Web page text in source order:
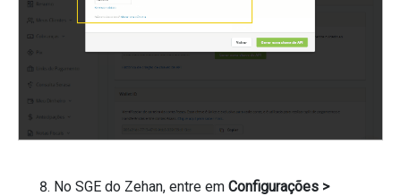
No SGE do Zehan, entre em Configurações >